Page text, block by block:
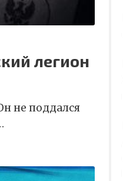
легион
не поддался